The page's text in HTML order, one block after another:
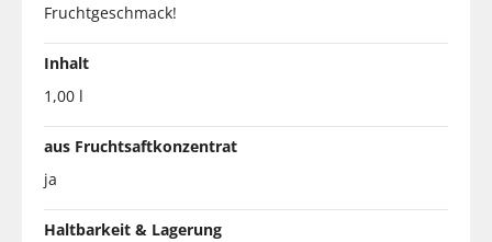
Fruchtgeschmack!
Inhalt
1,00 l
aus Fruchtsaftkonzentrat
ja
Haltbarkeit & Lagerung